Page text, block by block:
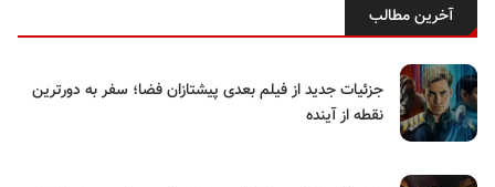
آخرین مطالب
جزئیات جدید از فیلم بعدی پیشتازان فضا؛ سفر به دورترین
نقطه از آینده